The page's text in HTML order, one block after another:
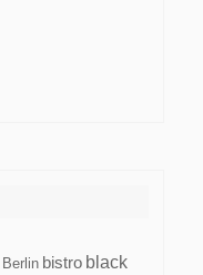
Berlin bistro black